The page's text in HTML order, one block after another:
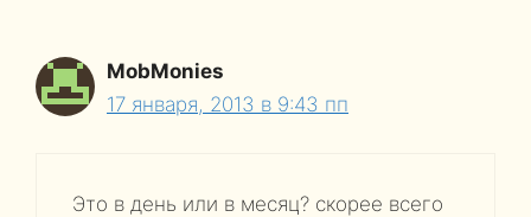
MobMonies
17 января, 2013 в 9:43 пп
Это в день или в месяц? скорее всего